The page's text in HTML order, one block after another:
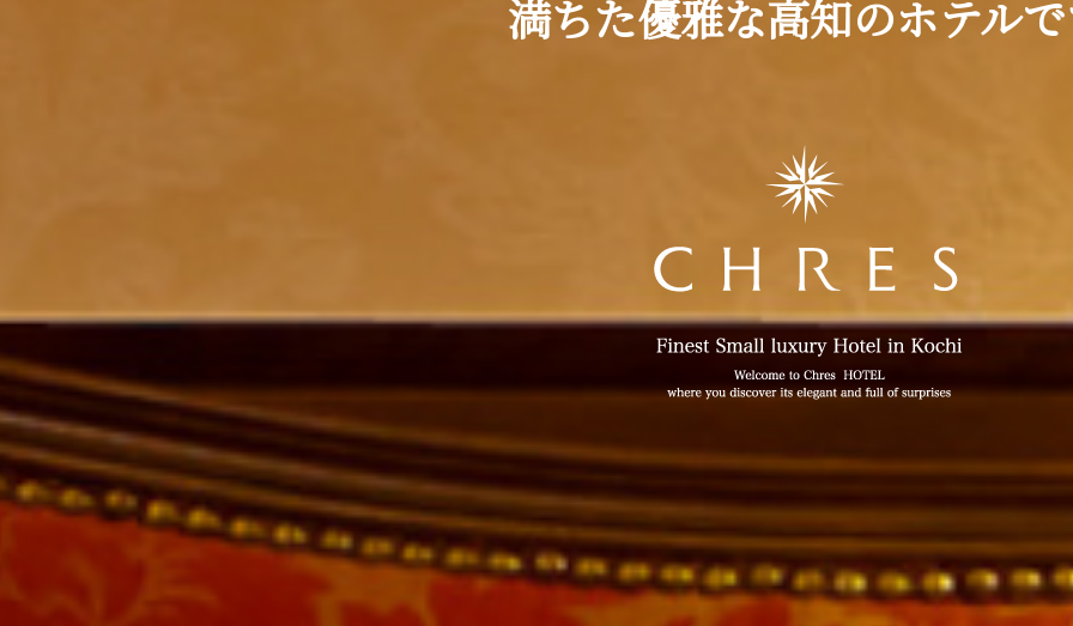
満ちた優雅な高知のホテル